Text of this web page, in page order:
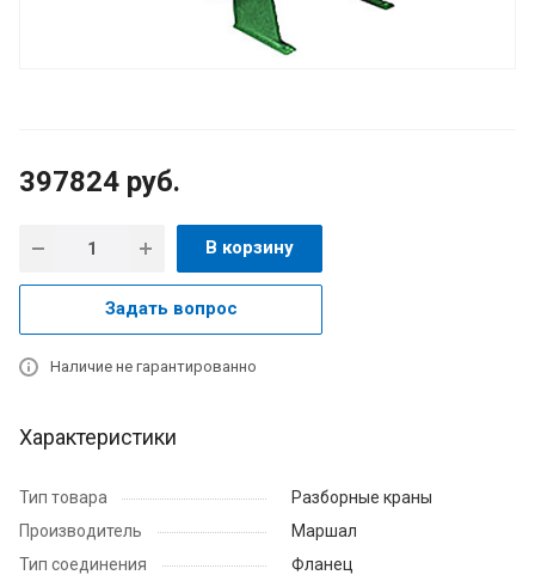
397824 руб.
В корзину
Задать вопрос
Наличие не гарантированно
Характеристики
Тип товара
Разборные краны
Производитель
Маршал
Тип соединения
Фланец